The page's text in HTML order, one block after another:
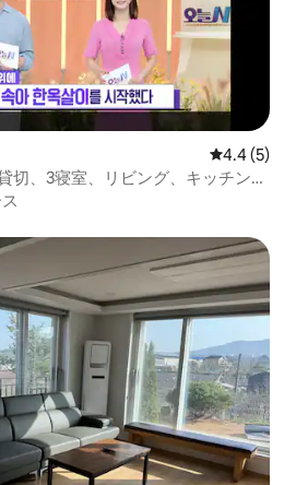
レビュー5
4.4 (5)
切、3寝室、リビング、キッチン、
ゥマック/最大15名/バーベキュー/